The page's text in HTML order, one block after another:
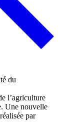
l’agriculture
Une nouvelle
par